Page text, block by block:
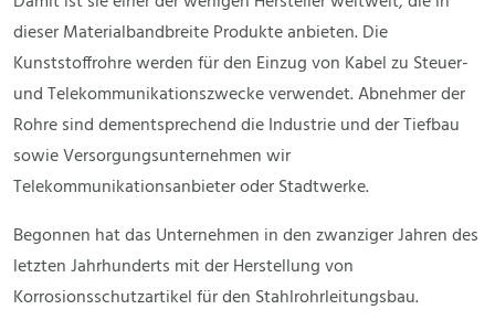
dieser Materialbandbreite Produkte anbieten. Die
Kunststoffrohre werden für den Einzug von Kabel zu Steuer-
und Telekommunikationszwecke verwendet. Abnehmer der
Rohre sind dementsprechend die Industrie und der Tiefbau
sowie Versorgungsunternehmen wir
Telekommunikationsanbieter oder Stadtwerke.
Begonnen hat das Unternehmen in den zwanziger Jahren des
letzten Jahrhunderts mit der Herstellung von
Korrosionsschutzartikel für den Stahlrohrleitungsbau.